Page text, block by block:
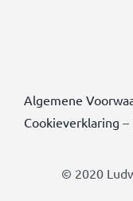
Algemene
Cookieverklaring –
© 2020